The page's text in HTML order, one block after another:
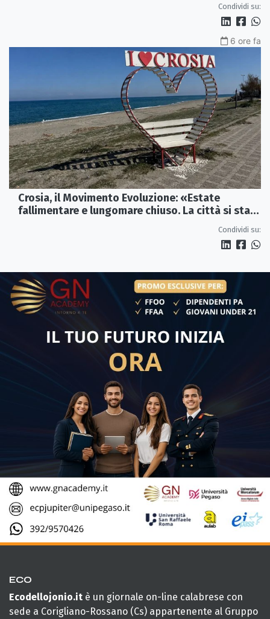
Condividi su:
6 ore fa
Crosia, il Movimento Evoluzione: «Estate
fallimentare e lungomare chiuso. La città si sta
Condividi su:
ECO
Ecodellojonio.it è un giornale on-line calabrese con
sede a Corigliano-Rossano (Cs) appartenente al Gruppo